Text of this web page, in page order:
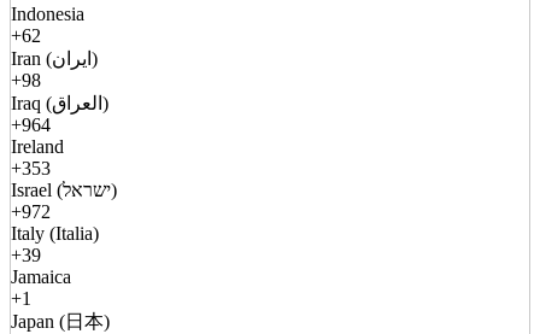
Indonesia
+62
Iran (ایران)
+98
Iraq (العراق)
+964
Ireland
+353
Israel (ישראל)
+972
Italy (Italia)
+39
Jamaica
+1
Japan (日本)